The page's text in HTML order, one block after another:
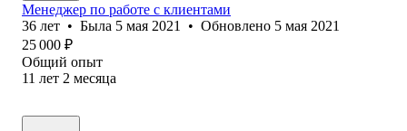
Менеджер по работе с клиентами
36 лет • Была 5 мая 2021 • Обновлено 5 мая 2021
25 000 ₽
Общий опыт
11 лет 2 месяца